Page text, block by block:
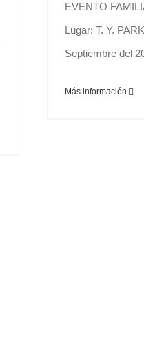
EVENTO
Lugar: T. Y.
Septiembre del
Más información